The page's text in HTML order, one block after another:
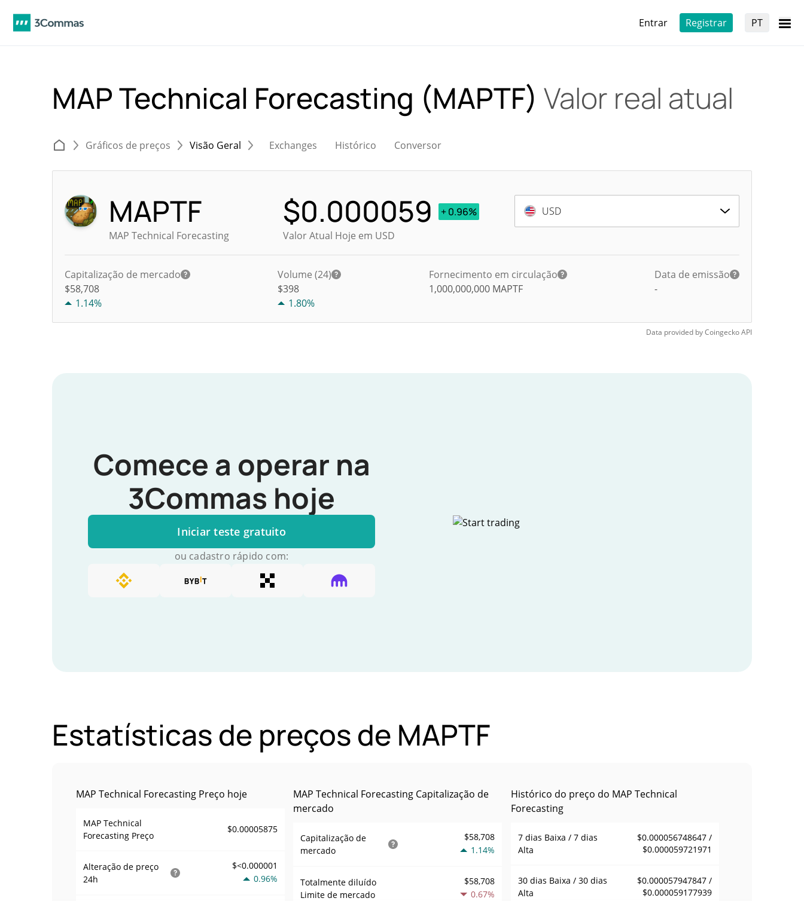
Entrar Registrar PT
MAP Technical Forecasting (MAPTF) Valor real atual
Gráficos de preços Visão Geral Exchanges Histórico Conversor
MAPTF
MAP Technical Forecasting
$0.000059
+ 0.96%
Valor Atual Hoje em USD
USD
Capitalização de mercado
$58,708
1.14%
Volume (24)
$398
1.80%
Fornecimento em circulação
1,000,000,000 MAPTF
Data de emissão
-
Data provided byCoingeckoAPI
Comece a operar na
3Commas hoje
Iniciar teste gratuito
ou cadastro rápido com:
Estatísticas de preços de MAPTF
MAP Technical Forecasting Preço hoje
MAP Technical
Forecasting Preço
$0.00005875
Alteração de preço
24h
$<0.000001
0.96%
MAP Technical Forecasting Capitalização de
mercado
Capitalização de
mercado
$58,708
1.14%
Totalmente diluído
Limite de mercado
$58,708
0.67%
Histórico do preço do MAP Technical
Forecasting
7 dias Baixa / 7 dias
Alta
$0.000056748647 /
$0.000059721971
30 dias Baixa / 30 dias
Alta
$0.000057947847 /
$0.000059177939